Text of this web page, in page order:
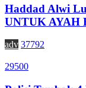
Haddad Alwi
UNTUK AYAH
adv 37792
29500